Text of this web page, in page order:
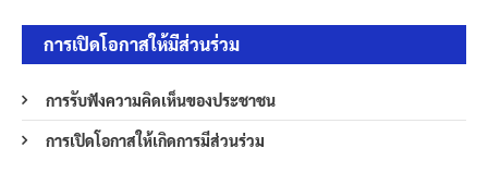
การเปิดโอกาสให้มีส่วนร่วม
การรับฟังความคิดเห็นของประชาชน
การเปิดโอกาสให้เกิดการมีส่วนร่วม